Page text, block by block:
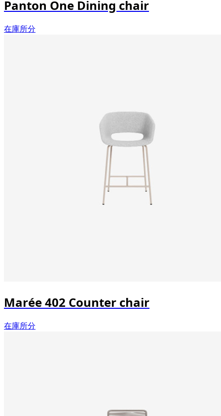
Panton One Dining chair
在庫所分
Marée 402 Counter chair
在庫所分